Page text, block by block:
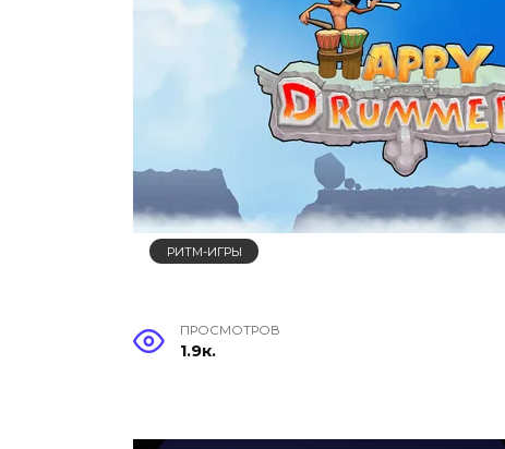
РИТМ-ИГРЫ
ПРОСМОТРОВ
1.9к.